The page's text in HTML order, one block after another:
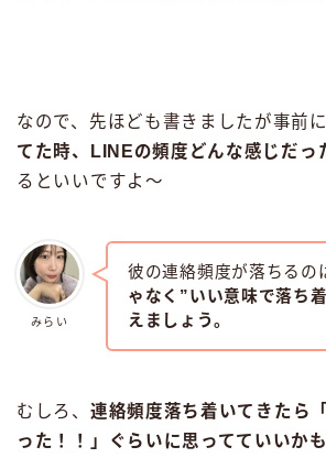
なので、先ほども書きましたが事前に
てた時、LINEの頻度どんな感じだっ
るといいですよ〜
みらい
彼の連絡頻度が落ちるの
ゃなく”いい意味で落ち
えましょう。
むしろ、 連絡頻度落ち着いてきたら
った！！」ぐらいに思ってていいかも